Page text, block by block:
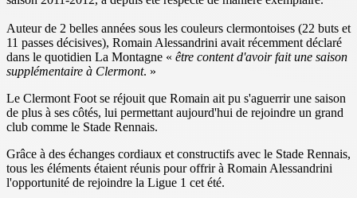
Auteur de 2 belles années sous les couleurs clermontoises (22 buts et
11 passes décisives), Romain Alessandrini avait récemment déclaré
dans le quotidien La Montagne « être content d'avoir fait une saison
supplémentaire à Clermont. »
Le Clermont Foot se réjouit que Romain ait pu s'aguerrir une saison
de plus à ses côtés, lui permettant aujourd'hui de rejoindre un grand
club comme le Stade Rennais.
Grâce à des échanges cordiaux et constructifs avec le Stade Rennais,
tous les éléments étaient réunis pour offrir à Romain Alessandrini
l'opportunité de rejoindre la Ligue 1 cet été.